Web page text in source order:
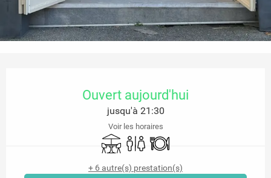
Ouvert aujourd'hui
jusqu'à 21:30
Voir les horaires
TerrasseToilettesRestaurant
+ 6 autre(s) prestation(s)